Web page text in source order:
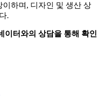
하며, 디자인 및 생산 상
.
이터와의 상담을 통해 확인